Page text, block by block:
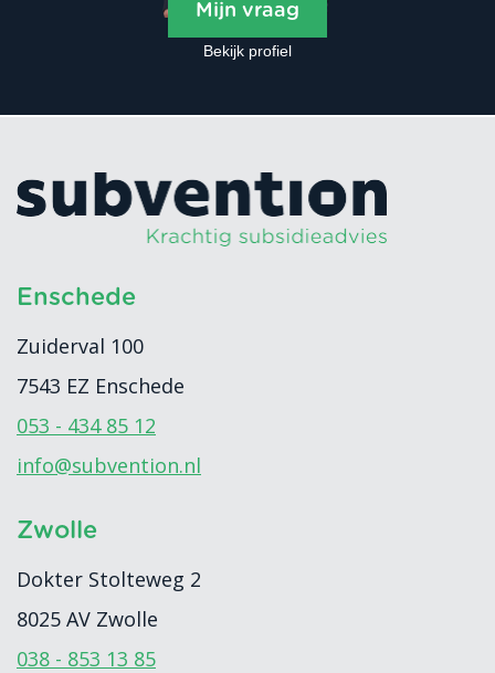
Mijn vraag
Bekijk profiel
Enschede
Zuiderval 100
7543 EZ Enschede
053 - 434 85 12
info@subvention.nl
Zwolle
Dokter Stolteweg 2
8025 AV Zwolle
038 - 853 13 85